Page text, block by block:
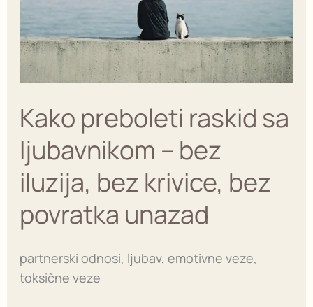
Kako preboleti raskid sa
ljubavnikom – bez
iluzija, bez krivice, bez
povratka unazad
partnerski odnosi, ljubav, emotivne veze,
toksične veze
–
bez
iluzija,
bez
bez
povratka
unazad